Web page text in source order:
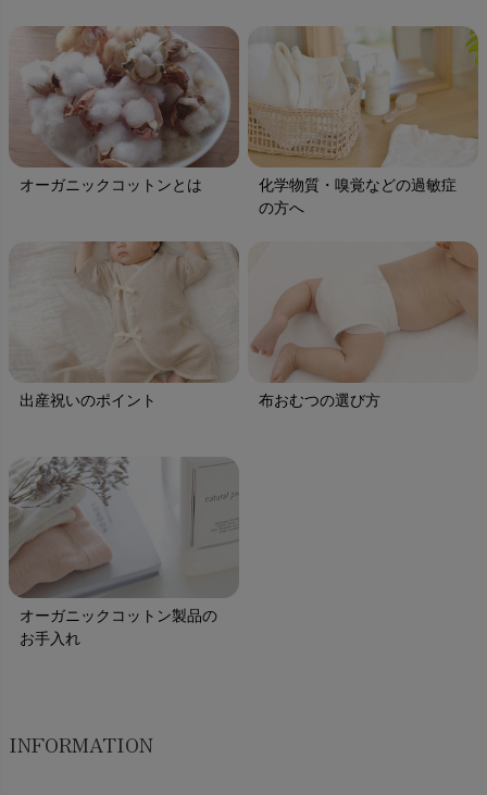
オーガニックコットンとは
化学物質・嗅覚などの過敏症
の方へ
出産祝いのポイント 布おむつの選び方
オーガニックコットン製品の
お手入れ
INFORMATION